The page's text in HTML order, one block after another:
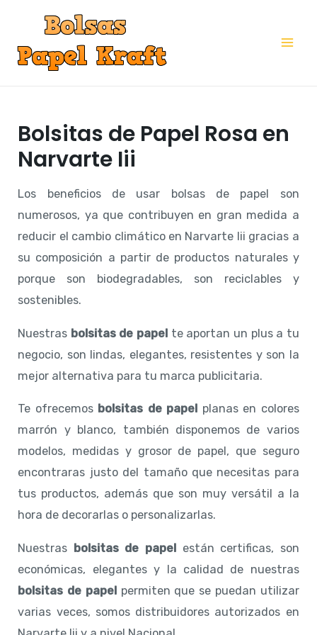
contenido
Bolsitas de Papel Rosa en
Narvarte Iii
Los beneficios de usar bolsas de papel son
numerosos, ya que contribuyen en gran medida a
reducir el cambio climático en Narvarte Iii gracias a
su composición a partir de productos naturales y
porque son biodegradables, son reciclables y
sostenibles.
Nuestras bolsitas de papel te aportan un plus a tu
negocio, son lindas, elegantes, resistentes y son la
mejor alternativa para tu marca publicitaria.
Te ofrecemos bolsitas de papel planas en colores
marrón y blanco, también disponemos de varios
modelos, medidas y grosor de papel, que seguro
encontraras justo del tamaño que necesitas para
tus productos, además que son muy versátil a la
hora de decorarlas o personalizarlas.
Nuestras bolsitas de papel están certificas, son
económicas, elegantes y la calidad de nuestras
bolsitas de papelpermiten que se puedan utilizar
varias veces, somos distribuidores autorizados en